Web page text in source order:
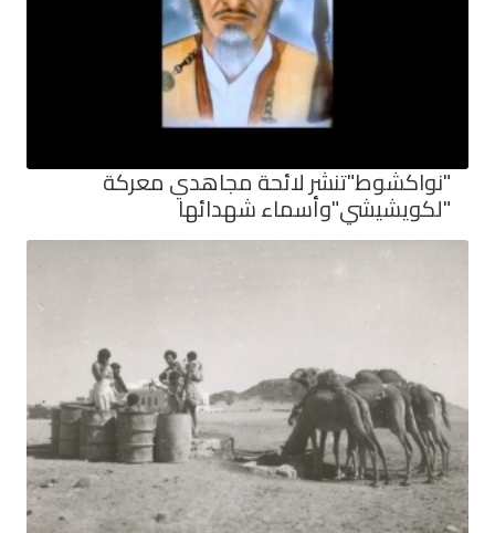
"نواكشوط"تنشر لائحة مجاهدي معركة
"لكويشيشي"وأسماء شهدائها